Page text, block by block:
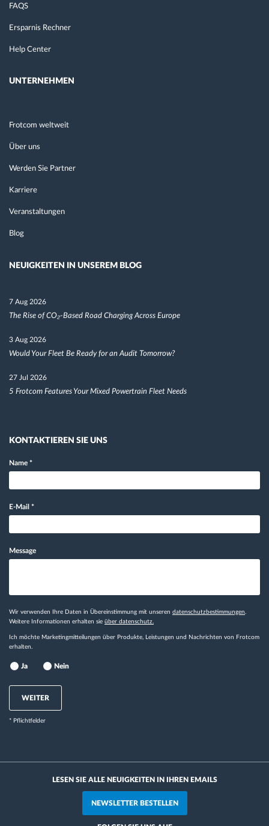
FAQS
Ersparnis Rechner
Help Center
UNTERNEHMEN
Frotcom weltweit
Über uns
Werden Sie Partner
Karriere
Veranstaltungen
Blog
NEUIGKEITEN IN UNSEREM BLOG
7 Aug 2026
The Rise of CO₂-Based Road Charging Across Europe
3 Aug 2026
Would Your Fleet Be Ready for an Audit Tomorrow?
27 Jul 2026
5 Frotcom Features Your Mixed Powertrain Fleet Needs
KONTAKTIEREN SIE UNS
Name *
E-Mail *
Message
Wir verwenden Ihre Daten in Übereinstimmung mit unseren datenschutzbestimmungen.
Weitere Informationen erhalten sie über datenschutz.
Ich möchte Marketingmitteilungen über Produkte, Leistungen und Nachrichten von Frotcom
erhalten.
Ja Nein
WEITER
* Pflichtfelder
LESEN SIE ALLE NEUIGKEITEN IN IHREN EMAILS
NEWSLETTER BESTELLEN